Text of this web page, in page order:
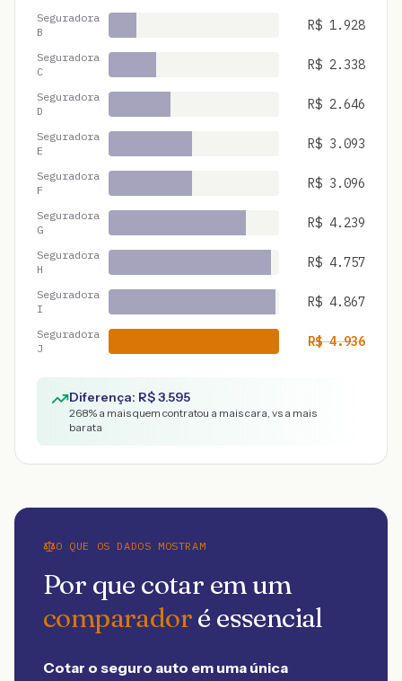
Seguradora
B
R$ 1.928
Seguradora
C
R$ 2.338
Seguradora
D
R$ 2.646
Seguradora
E
R$ 3.093
Seguradora
F
R$ 3.096
Seguradora
G
R$ 4.239
Seguradora
H
R$ 4.757
Seguradora
I
R$ 4.867
Seguradora
J
R$4.936
Diferença: R$3.595
268% a mais quem contratou a mais cara, vs a mais
barata
O QUE OS DADOS MOSTRAM
Por que cotar em um
comparadoré essencial
Cotar o seguro auto em uma única